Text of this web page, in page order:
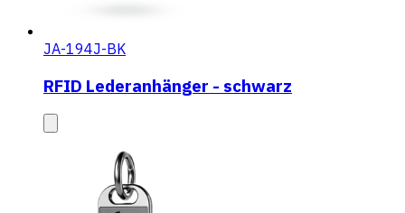
JA-194J-BK
RFID Lederanhänger - schwarz